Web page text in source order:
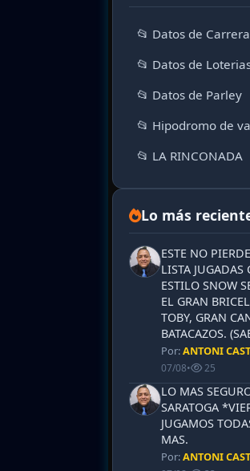
📂 Datos de
📂 Datos de
📂 Datos de Parley
📂 Hipodromo de
📂 LA RINCONADA
Lo más
ESTE NO
LISTA JUGADAS
ESTILO SNOW
EL GRAN
TOBY, GRAN
BATACAZOS.
Por:ANTONI
07/08• 25
LO MAS
SARATOGA
JUGAMOS
MAS.
Por:ANTONI